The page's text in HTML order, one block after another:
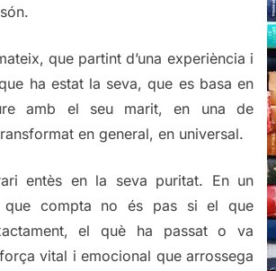
que partint d’una experiència i
ha estat la seva, que es basa en
amb el seu marit, en una de
en general, en universal.
entès en la seva puritat. En un
compta no és pas si el que
el què ha passat o va
vital i emocional que arrossega